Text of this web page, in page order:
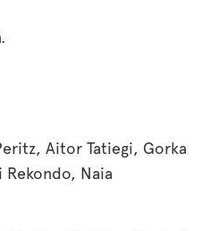
.
Aitor Tatiegi, Gorka
Rekondo, Naia